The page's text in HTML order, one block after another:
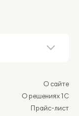
О сайте
О решениях 1С
Прайс-лист